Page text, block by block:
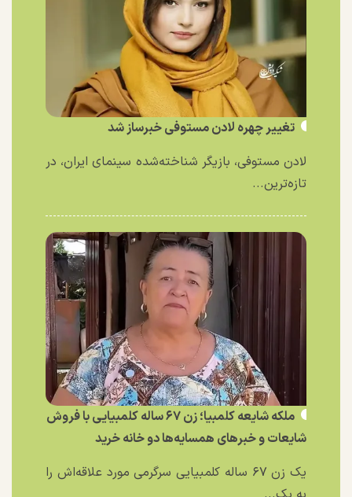
تغییر چهره لادن مستوفی خبرساز شد
لادن مستوفی، بازیگر شناخته‌شده سینمای ایران، در
تازه‌ترین...
ملکه شایعه کلمبیا؛ زن ۶۷ ساله کلمبیایی با فروش
شایعات و خبر‌های همسایه‌ها دو خانه خرید
یک زن ۶۷ ساله کلمبیایی سرگرمی مورد علاقه‌اش را